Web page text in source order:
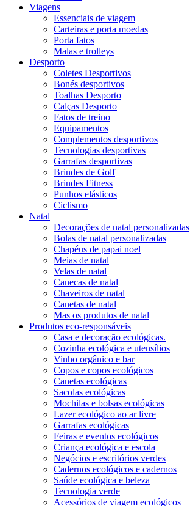
Viagens
Essenciais de viagem
Carteiras e porta moedas
Porta fatos
Malas e trolleys
Desporto
Coletes Desportivos
Bonés desportivos
Toalhas Desporto
Calças Desporto
Fatos de treino
Equipamentos
Complementos desportivos
Tecnologias desportivas
Garrafas desportivas
Brindes de Golf
Brindes Fitness
Punhos elásticos
Ciclismo
Natal
Decorações de natal personalizadas
Bolas de natal personalizadas
Chapéus de papai noel
Meias de natal
Velas de natal
Canecas de natal
Chaveiros de natal
Canetas de natal
Mas os produtos de natal
Produtos eco-responsáveis
Casa e decoração ecológicas.
Cozinha ecológica e utensílios
Vinho orgânico e bar
Copos e copos ecológicos
Canetas ecológicas
Sacolas ecológicas
Mochilas e bolsas ecológicas
Lazer ecológico ao ar livre
Garrafas ecológicas
Feiras e eventos ecológicos
Criança ecológica e escola
Negócios e escritórios verdes
Cadernos ecológicos e cadernos
Saúde ecológica e beleza
Tecnologia verde
Acessórios de viagem ecológicos